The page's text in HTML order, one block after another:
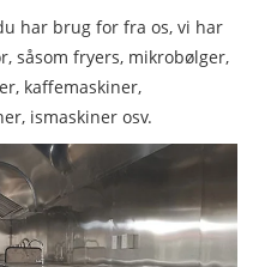
har brug for fra os, vi har
såsom fryers, mikrobølger,
kaffemaskiner,
ismaskiner osv.